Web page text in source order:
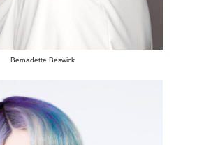
Bernadette Beswick